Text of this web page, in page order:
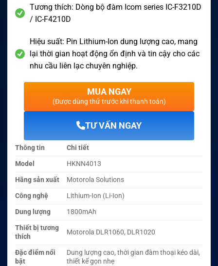
Tương thích: Dòng bộ đàm Icom series IC-F3210D
/ IC-F4210D
Hiệu suất: Pin Lithium-Ion dung lượng cao, mang
lại thời gian hoạt động ổn định và tin cậy cho các
nhu cầu liên lạc chuyên nghiệp.
MUA NGAY
(Được dùng thử trước khi thanh toán)
TƯ VẤN NGAY
Thông tin
Chi tiết
Model
HKNN4013
Hãng sản xuất
Motorola Solutions
Công nghệ
Lithium-Ion (Li-Ion)
Dung lượng
1800mAh
Thiết bị tương
thích
Motorola DLR1060, DLR1020
Đặc điểm nổi
bật
Dung lượng cao, thời gian đàm thoại kéo dài,
thiết kế gọn nhẹ